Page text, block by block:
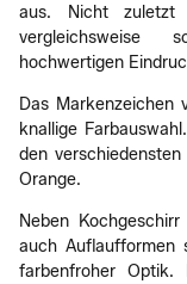
aus. Nicht
vergleichsweise
hochwertigen
Das
knallige
den
Orange.
Neben
auch Auflaufformen
farbenfroher Optik.